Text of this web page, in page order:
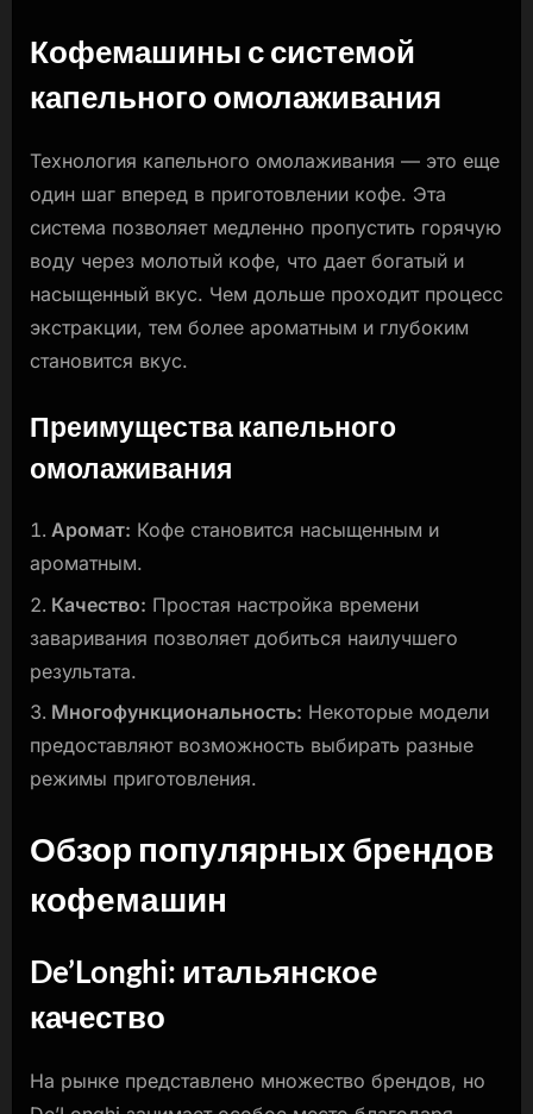
Кофемашины с системой
капельного омолаживания
Технология капельного омолаживания — это еще
один шаг вперед в приготовлении кофе. Эта
система позволяет медленно пропустить горячую
воду через молотый кофе, что дает богатый и
насыщенный вкус. Чем дольше проходит процесс
экстракции, тем более ароматным и глубоким
становится вкус.
Преимущества капельного
омолаживания
Аромат: Кофе становится насыщенным и
ароматным.
Качество: Простая настройка времени
заваривания позволяет добиться наилучшего
результата.
Многофункциональность: Некоторые модели
предоставляют возможность выбирать разные
режимы приготовления.
Обзор популярных брендов
кофемашин
De’Longhi: итальянское
качество
На рынке представлено множество брендов, но